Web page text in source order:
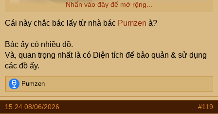
Nhấn vào đây để mở rộng...
Cái này chắc bác lấy từ nhà bác Pumzen à?
Bác ấy có nhiều đồ.
Và, quan trọng nhất là có Diện tích để bảo quản & sử dụng
các đồ ấy.
R
e
a
c
Pumzen
15:24 08/06/2026 #119